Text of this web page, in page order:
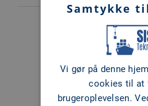
Samtykke
Vi gør på denne
cookies til at
brugeroplevelsen.